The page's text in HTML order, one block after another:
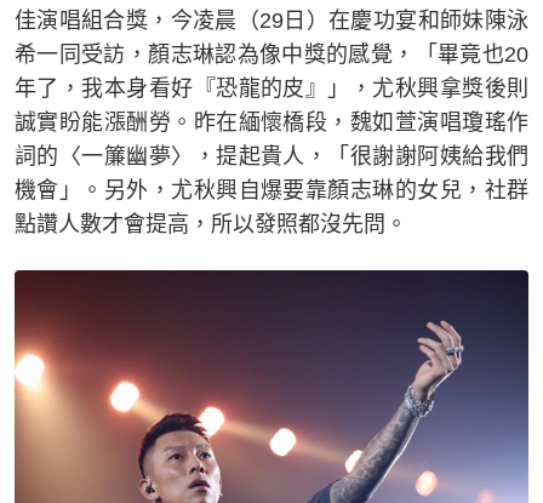
佳演唱組合獎，今凌晨（29日）在慶功宴和師妹陳泳
希一同受訪，顏志琳認為像中獎的感覺，「畢竟也20
年了，我本身看好『恐龍的皮』」，尤秋興拿獎後則
誠實盼能漲酬勞。昨在緬懷橋段，魏如萱演唱瓊瑤作
詞的〈一簾幽夢〉，提起貴人，「很謝謝阿姨給我們
機會」。另外，尤秋興自爆要靠顏志琳的女兒，社群
點讚人數才會提高，所以發照都沒先問。